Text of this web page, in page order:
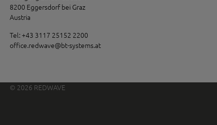
8200 Eggersdorf bei Graz
Austria
Tel:+43 3117 25152 2200
office.redwave@bt-systems.at
© 2026 REDWAVE